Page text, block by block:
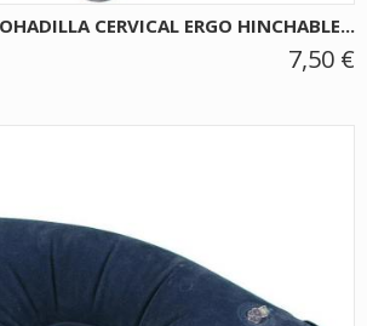
CERVICAL ERGO HINCHABLE...
7,50 €